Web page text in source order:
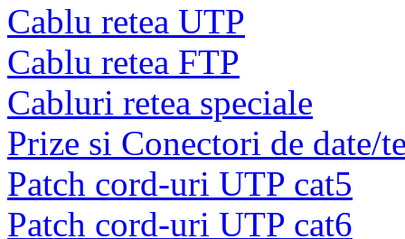
Cablu retea UTP
Cablu retea FTP
Cabluri retea speciale
Prize si Conectori de date/
Patch cord-uri UTP cat5
Patch cord-uri UTP cat6